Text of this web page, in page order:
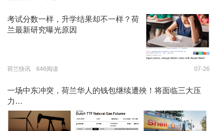
考试分数一样，升学结果却不一样？荷
兰最新研究曝光原因
荷兰快讯 646阅读 07-26
一场中东冲突，荷兰华人的钱包继续遭殃！将面临三大压
力…